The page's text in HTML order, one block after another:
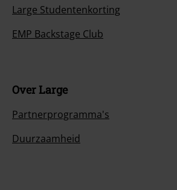
Large Studentenkorting
EMP Backstage Club
Over Large
Partnerprogramma's
Duurzaamheid